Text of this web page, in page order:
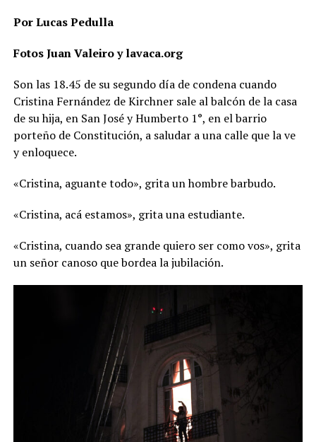
Por Lucas Pedulla
Fotos Juan Valeiro y lavaca.org
Son las 18.45 de su segundo día de condena cuando
Cristina Fernández de Kirchner sale al balcón de la casa
de su hija, en San José y Humberto 1°, en el barrio
porteño de Constitución, a saludar a una calle que la ve
y enloquece.
«Cristina, aguante todo», grita un hombre barbudo.
«Cristina, acá estamos», grita una estudiante.
«Cristina, cuando sea grande quiero ser como vos», grita
un señor canoso que bordea la jubilación.